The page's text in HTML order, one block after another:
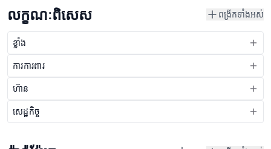
លក្ខណៈពិសេស ពង្រីកទាំងអស់
ខ្លាំង
ការការពារ
ហ៊ាន
សេដ្ឋកិច្ច